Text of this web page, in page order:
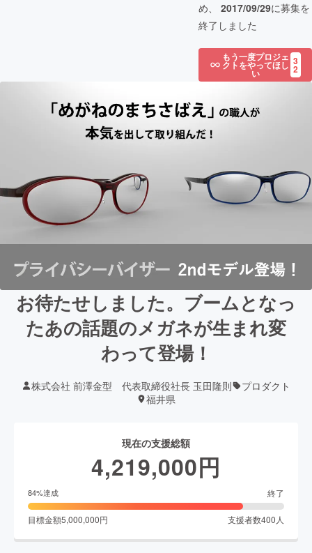
め、 2017/09/29に募集を
終了しました
もう一度プロジェ
クトをやってほし
い
3
2
お待たせしました。ブームとなっ
たあの話題のメガネが生まれ変
わって登場！
株式会社 前澤金型 代表取締役社長 玉田隆則
プロダクト
福井県
現在の支援総額
4,219,000円
84%達成 終了
目標金額5,000,000円 支援者数400 人